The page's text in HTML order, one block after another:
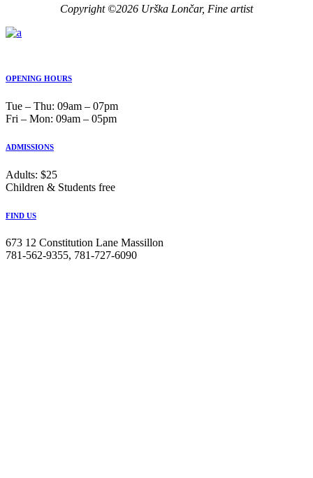
Copyright ©2026 Urška Lončar, Fine artist
OPENING HOURS
Tue ‒ Thu: 09am ‒ 07pm
Fri ‒ Mon: 09am ‒ 05pm
ADMISSIONS
Adults: $25
Children & Students free
FIND US
673 12 Constitution Lane Massillon
781-562-9355, 781-727-6090